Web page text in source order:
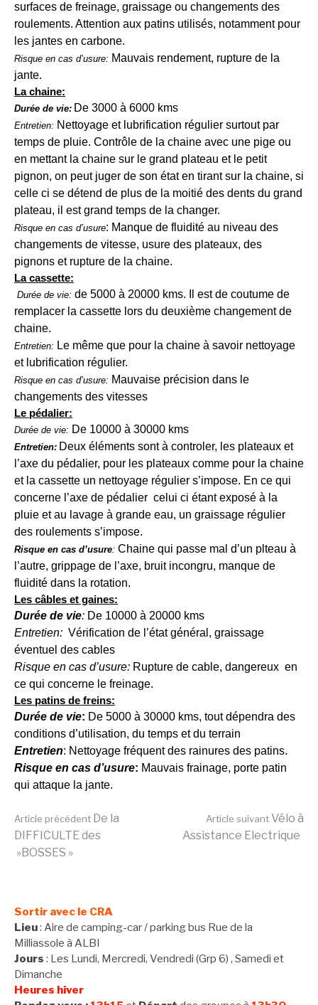
surfaces de freinage, graissage ou changements des
roulements. Attention aux patins utilisés, notamment pour
les jantes en carbone.
Risque en cas d’usure: Mauvais rendement, rupture de la
jante.
La chaine:
Durée de vie: De 3000 à 6000 kms
Entretien: Nettoyage et lubrification régulier surtout par
temps de pluie. Contrôle de la chaine avec une pige ou
en mettant la chaine sur le grand plateau et le petit
pignon, on peut juger de son état en tirant sur la chaine, si
celle ci se détend de plus de la moitié des dents du grand
plateau, il est grand temps de la changer.
Risque en cas d’usure: Manque de fluidité au niveau des
changements de vitesse, usure des plateaux, des
pignons et rupture de la chaine.
La cassette:
Durée de vie: de 5000 à 20000 kms. Il est de coutume de
remplacer la cassette lors du deuxième changement de
chaine.
Entretien: Le même que pour la chaine à savoir nettoyage
et lubrification régulier.
Risque en cas d’usure: Mauvaise précision dans le
changements des vitesses
Le pédalier:
Durée de vie: De 10000 à 30000 kms
Entretien: Deux éléments sont à controler, les plateaux et
l’axe du pédalier, pour les plateaux comme pour la chaine
et la cassette un nettoyage régulier s’impose. En ce qui
concerne l’axe de pédalier celui ci étant exposé à la
pluie et au lavage à grande eau, un graissage régulier
des roulements s’impose.
Risque en cas d’usure: Chaine qui passe mal d’un plteau à
l’autre, grippage de l’axe, bruit incongru, manque de
fluidité dans la rotation.
Les câbles et gaines:
Durée de vie: De 10000 à 20000 kms
Entretien: Vérification de l’état général, graissage
éventuel des cables
Risque en cas d’usure: Rupture de cable, dangereux en
ce qui concerne le freinage.
Les patins de freins:
Durée de vie: De 5000 à 30000 kms, tout dépendra des
conditions d’utilisation, du temps et du terrain
Entretien: Nettoyage fréquent des rainures des patins.
Risque en cas d’usure: Mauvais frainage, porte patin
qui attaque la jante.
Lire
suite
Article précédent De la
DIFFICULTE des
»BOSSES »
Article suivant Vélo à
Assistance Electrique
Sortir avec le CRA
Lieu: Aire de camping-car / parking bus Rue de la
Milliassole à ALBI
Jours : Les Lundi, Mercredi, Vendredi (Grp 6) , Samedi et
Dimanche
Heures hiver